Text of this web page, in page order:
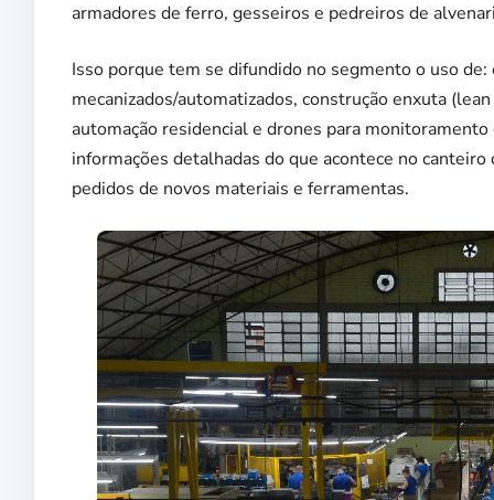
armadores de ferro, gesseiros e pedreiros de
Isso porque tem se difundido no segmento o uso
mecanizados/automatizados, construção enxuta
automação residencial e drones para
informações detalhadas do que acontece no
pedidos de novos materiais e ferramentas.